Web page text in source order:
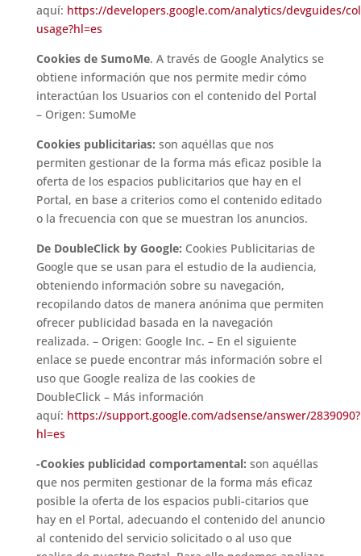
aquí: https://developers.google.com/analytics/devguides/
usage?hl=es
Cookies de SumoMe. A través de Google Analytics se
obtiene información que nos permite medir cómo
interactúan los Usuarios con el contenido del Portal
– Origen: SumoMe
Cookies publicitarias: son aquéllas que nos
permiten gestionar de la forma más eficaz posible la
oferta de los espacios publicitarios que hay en el
Portal, en base a criterios como el contenido editado
o la frecuencia con que se muestran los anuncios.
De DoubleClick by Google: Cookies Publicitarias de
Google que se usan para el estudio de la audiencia,
obteniendo información sobre su navegación,
recopilando datos de manera anónima que permiten
ofrecer publicidad basada en la navegación
realizada. – Origen: Google Inc. – En el siguiente
enlace se puede encontrar más información sobre el
uso que Google realiza de las cookies de
DoubleClick – Más información
aquí: https://support.google.com/adsense/answer/2839090?
hl=es
-Cookies publicidad comportamental: son aquéllas
que nos permiten gestionar de la forma más eficaz
posible la oferta de los espacios publi-citarios que
hay en el Portal, adecuando el contenido del anuncio
al contenido del servicio solicitado o al uso que